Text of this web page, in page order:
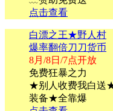
点击查看
白漂之王★野人村
爆率翻倍刀刀货币
8月/8日/7点开放
免费狂暴之力
★别人收费我白送
装备★全靠爆